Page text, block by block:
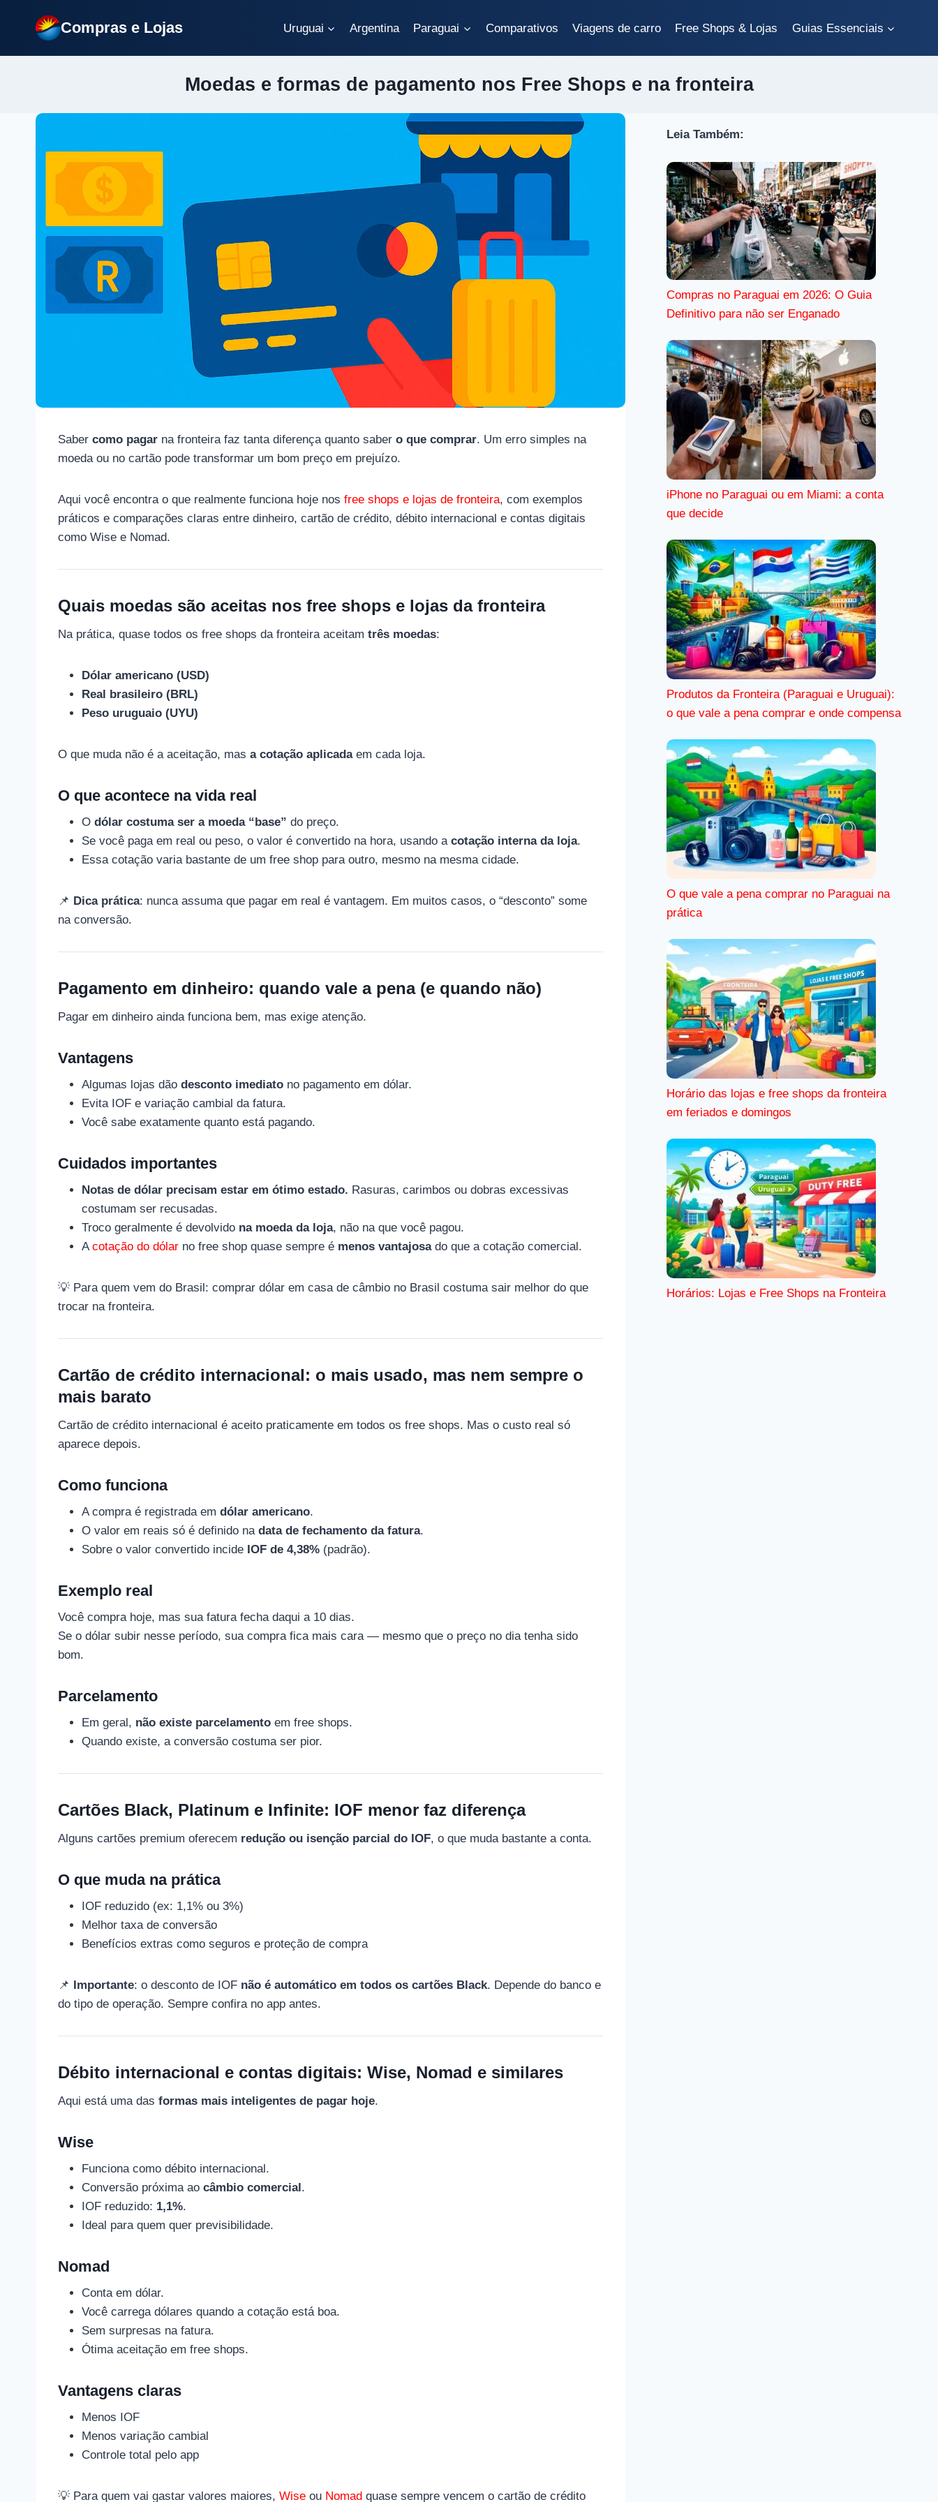
Compras e Lojas Uruguai Argentina Paraguai Comparativos Viagens de carro Free Shops & Lojas Guias Essenciais
Moedas e formas de pagamento nos Free Shops e na fronteira
Saber como pagar na fronteira faz tanta diferença quanto saber o que comprar. Um erro simples na
moeda ou no cartão pode transformar um bom preço em prejuízo.
Aqui você encontra o que realmente funciona hoje nos free shops e lojas de fronteira, com exemplos
práticos e comparações claras entre dinheiro, cartão de crédito, débito internacional e contas digitais
como Wise e Nomad.
Quais moedas são aceitas nos free shops e lojas da fronteira
Na prática, quase todos os free shops da fronteira aceitam três moedas:
Dólar americano (USD)
Real brasileiro (BRL)
Peso uruguaio (UYU)
O que muda não é a aceitação, mas a cotação aplicadaem cada loja.
O que acontece na vida real
O dólar costuma ser a moeda “base” do preço.
Se você paga em real ou peso, o valor é convertido na hora, usando a cotação interna da loja.
Essa cotação varia bastante de um free shop para outro, mesmo na mesma cidade.
📌 Dica prática: nunca assuma que pagar em real é vantagem. Em muitos casos, o “desconto” some
na conversão.
Pagamento em dinheiro: quando vale a pena (e quando não)
Pagar em dinheiro ainda funciona bem, mas exige atenção.
Vantagens
Algumas lojas dão desconto imediato no pagamento em dólar.
Evita IOF e variação cambial da fatura.
Você sabe exatamente quanto está pagando.
Cuidados importantes
Notas de dólar precisam estar em ótimo estado. Rasuras, carimbos ou dobras excessivas
costumam ser recusadas.
Troco geralmente é devolvido na moeda da loja, não na que você pagou.
Acotação do dólar no free shop quase sempre é menos vantajosado que a cotação comercial.
💡 Para quem vem do Brasil: comprar dólar em casa de câmbio no Brasil costuma sair melhor do que
trocar na fronteira.
Cartão de crédito internacional: o mais usado, mas nem sempre o
mais barato
Cartão de crédito internacional é aceito praticamente em todos os free shops. Mas o custo real só
aparece depois.
Como funciona
A compra é registrada em dólar americano.
O valor em reais só é definido na data de fechamento da fatura.
Sobre o valor convertido incide IOF de 4,38% (padrão).
Exemplo real
Você compra hoje, mas sua fatura fecha daqui a 10 dias.
Se o dólar subir nesse período, sua compra fica mais cara — mesmo que o preço no dia tenha sido
bom.
Parcelamento
Em geral, não existe parcelamento em free shops.
Quando existe, a conversão costuma ser pior.
Cartões Black, Platinum e Infinite: IOF menor faz diferença
Alguns cartões premium oferecem redução ou isenção parcial do IOF, o que muda bastante a conta.
O que muda na prática
IOF reduzido (ex: 1,1% ou 3%)
Melhor taxa de conversão
Benefícios extras como seguros e proteção de compra
📌 Importante: o desconto de IOF não é automático em todos os cartões Black. Depende do banco e
do tipo de operação. Sempre confira no app antes.
Débito internacional e contas digitais: Wise, Nomad e similares
Aqui está uma das formas mais inteligentes de pagar hoje.
Wise
Funciona como débito internacional.
Conversão próxima ao câmbio comercial .
IOF reduzido: 1,1%.
Ideal para quem quer previsibilidade.
Nomad
Conta em dólar.
Você carrega dólares quando a cotação está boa.
Sem surpresas na fatura.
Ótima aceitação em free shops.
Vantagens claras
Menos IOF
Menos variação cambial
Controle total pelo app
💡 Para quem vai gastar valores maiores, Wise ou Nomad quase sempre vencem o cartão de crédito
Leia Também:
Compras no Paraguai em 2026: O Guia
Definitivo para não ser Enganado
iPhone no Paraguai ou em Miami: a conta
que decide
Produtos da Fronteira (Paraguai e Uruguai):
o que vale a pena comprar e onde compensa
O que vale a pena comprar no Paraguai na
prática
Horário das lojas e free shops da fronteira
em feriados e domingos
Horários: Lojas e Free Shops na Fronteira